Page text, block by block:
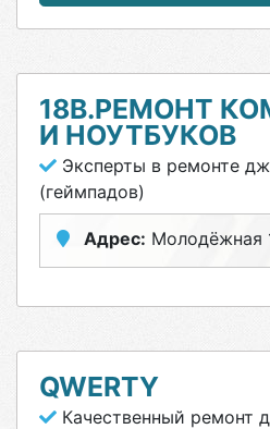
18B.РЕМОНТ
И НОУТБУКОВ
Эксперты в ремонте
(геймпадов)
Адрес: Молодёжная
QWERTY
Качественный ремонт